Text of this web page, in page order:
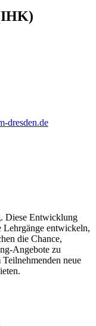
dresden.de
Diese Entwicklung
Lehrgänge entwickeln,
die Chance,
Angebote zu
neue